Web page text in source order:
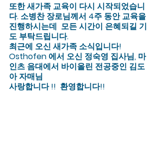
또한 새가족 교육이 다시 시작되었습니
다. 소병찬 장로님께서 4주 동안 교육을
진행하시는데  모든 시간이 은혜되길 기
도 부탁드립니다.
최근에 오신 새가족 소식입니다!
Osthofen 에서 오신 정숙영 집사님, 마
인츠 음대에서 바이올린 전공중인 김도
아 자매님
사랑합니다 !!  환영합니다!!